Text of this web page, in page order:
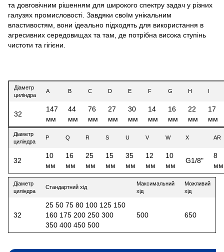
та довговічним рішенням для широкого спектру задач у різних
галузях промисловості. Завдяки своїм унікальним
властивостям, вони ідеально підходять для використання в
агресивних середовищах та там, де потрібна висока ступінь
чистоти та гігієни.
Діаметр
циліндра
A B C D E F G H
32
147
мм
44
мм
76
мм
27
мм
30
мм
14
мм
16
мм
22
мм
17
мм
Діаметр
циліндра
P Q R S U V W X AR
32
10
мм
16
мм
25
мм
15
мм
35
мм
12
мм
10
мм
G1/8"
8
мм
Діаметр
циліндра
Стандартний хід
Максимальний
хід
Можливий
хід
32
25 50 75 80 100 125 150
160 175 200 250 300
350 400 450 500
500 650